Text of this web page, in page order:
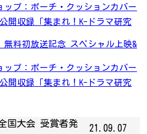
ップ：ポーチ・クッションカバー
開収録「集まれ！K-ドラマ研究
無料初放送記念 スペシャル上映&
ップ：ポーチ・クッションカバー
開収録「集まれ！K-ドラマ研究
国大会 受賞者発
21.09.07